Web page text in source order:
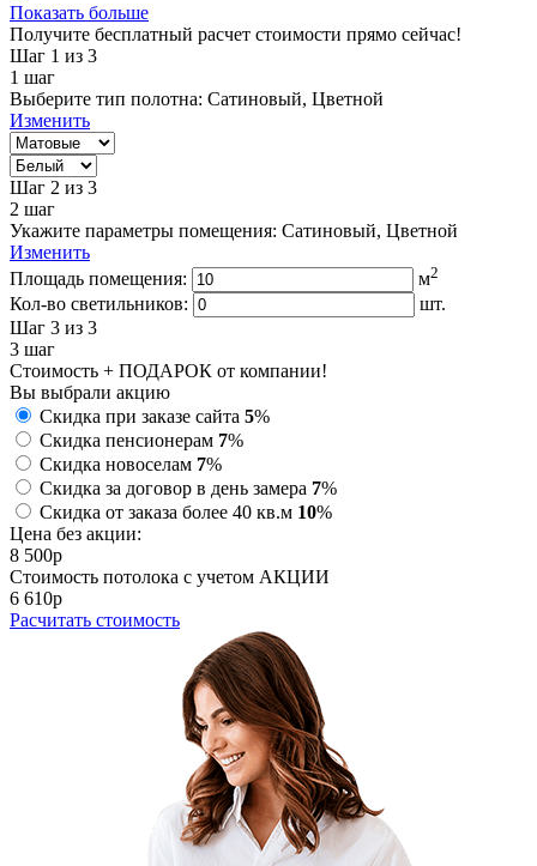
Показать больше
Получите бесплатный расчет стоимости прямо сейчас!
Шаг 1 из 3
1 шаг
Выберите тип полотна: Сатиновый, Цветной
Изменить
Шаг 2 из 3
2 шаг
Укажите параметры помещения: Сатиновый, Цветной
Изменить
Площадь помещения:
м2
Кол-во светильников:
шт.
Шаг 3 из 3
3 шаг
Стоимость + ПОДАРОК от компании!
Вы выбрали акцию
Скидка при заказе сайта 5%
Скидка пенсионерам 7%
Скидка новоселам 7%
Скидка за договор в день замера 7%
Скидка от заказа более 40 кв.м 10%
Цена без акции:
8 500p
Стоимость потолока с учетом АКЦИИ
6 610p
Расчитать стоимость